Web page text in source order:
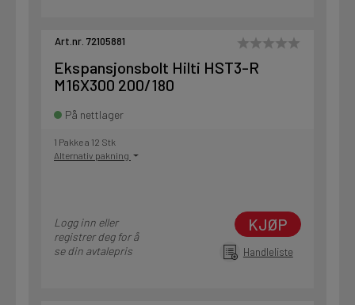
Art.nr. 72105881
Ekspansjonsbolt Hilti HST3-R
M16X300 200/180
På nettlager
1 Pakke a 12 Stk
Alternativ pakning
Logg inn eller
registrer deg for å
se din avtalepris
KJØP
Handleliste